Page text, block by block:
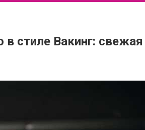
стиле Вакинг: